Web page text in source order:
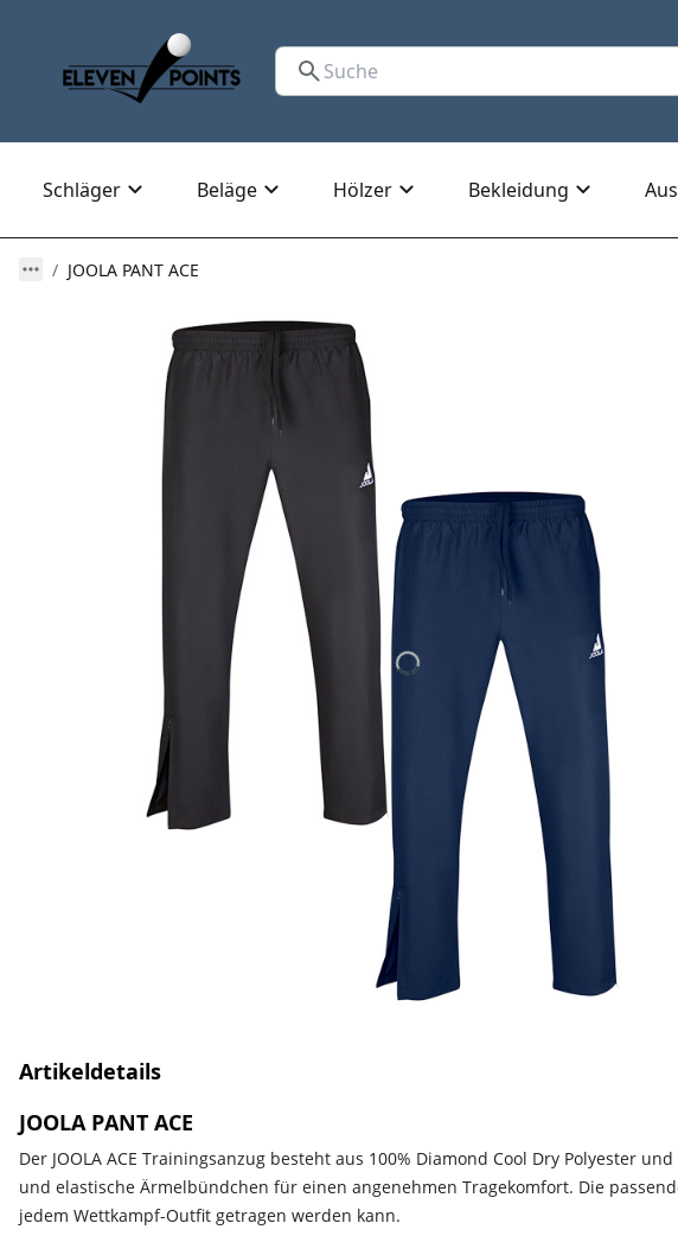
Schläger Beläge Hölzer Bekleidung
JOOLA PANT ACE
Artikeldetails
JOOLA PANT ACE
Der JOOLA ACE Trainingsanzug besteht aus 100% Diamond Cool Dry Polyester
und elastische Ärmelbündchen für einen angenehmen Tragekomfort. Die
jedem Wettkampf-Outfit getragen werden kann.